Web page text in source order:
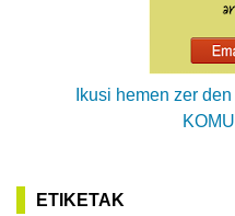
Ikusi hemen zer
ETIKETAK